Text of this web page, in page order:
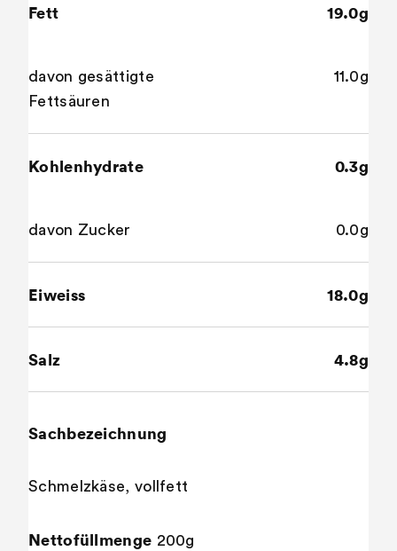
Fett 19.0g
davon gesättigte
Fettsäuren
11.0g
Kohlenhydrate 0.3g
davon Zucker 0.0g
Eiweiss 18.0g
Salz 4.8g
Sachbezeichnung
Schmelzkäse, vollfett
Nettofüllmenge 200g